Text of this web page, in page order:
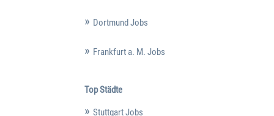
Dortmund Jobs
Frankfurt a. M. Jobs
Top Städte
Stuttgart Jobs